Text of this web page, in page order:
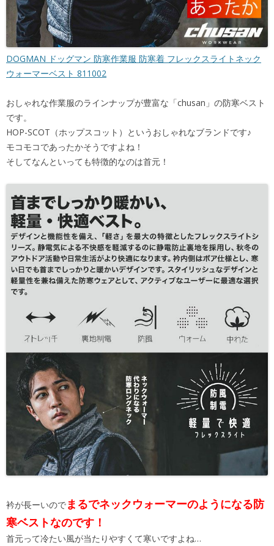
DOGMAN ドッグマン 防寒作業服 防寒着 フレックスライトネック
ウォーマーベスト 811002
おしゃれな作業服のラインナップが豊富な「chusan」の防寒ベスト
です。
HOP-SCOT（ホップスコット）というおしゃれなブランドです♪
モコモコであったかそうですよね！
そしてなんといっても特徴的なのは首元！
衿が長ーいのでまるでネックウォーマーのようになる防
寒ベストなのです！
首元って冷たい風が当たりやすくて寒いですよね…